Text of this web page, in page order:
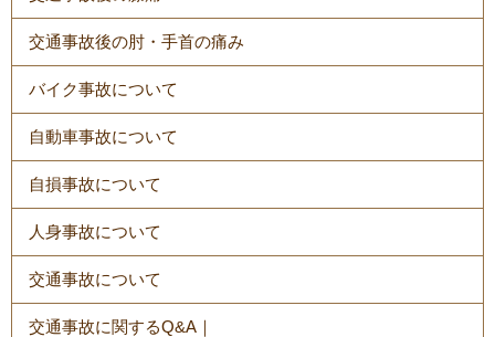
交通事故後の肘・手首の痛み
バイク事故について
自動車事故について
自損事故について
人身事故について
交通事故について
交通事故に関するQ&A｜